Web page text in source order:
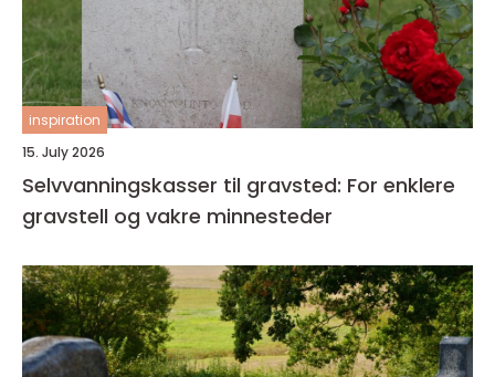
inspiration
15. July 2026
Selvvanningskasser til gravsted: For enklere
gravstell og vakre minnesteder